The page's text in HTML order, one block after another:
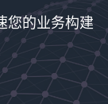
您的业务构建